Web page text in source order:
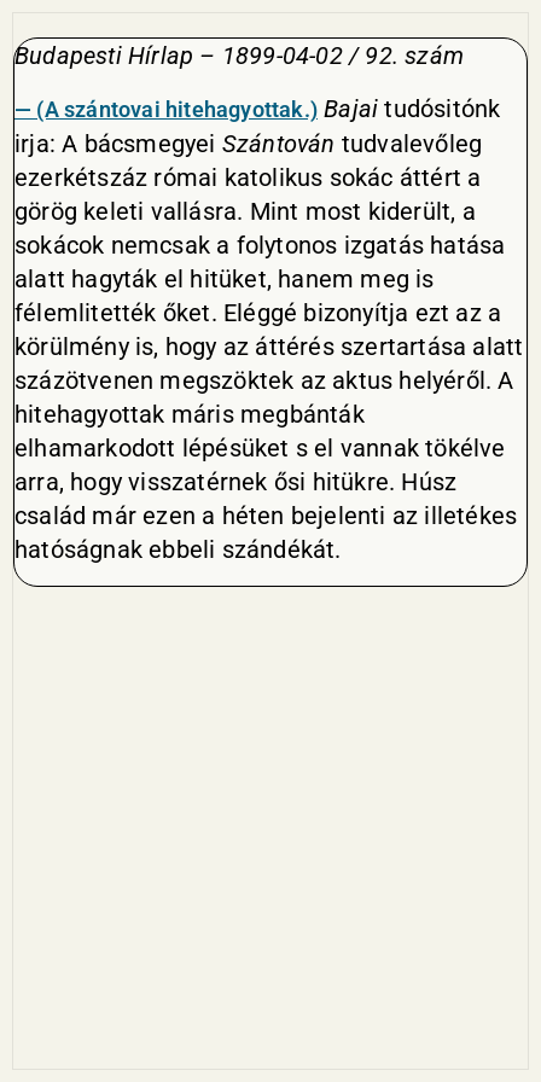
Budapesti Hírlap – 1899-04-02 / 92. szám
— (A szántovai hitehagyottak.) Bajai tudósitónk
irja: A bácsmegyei Szántován tudvalevőleg
ezerkétszáz római katolikus sokác áttért a
görög keleti vallásra. Mint most kiderült, a
sokácok nemcsak a folytonos izgatás hatása
alatt hagyták el hitüket, hanem meg is
félemlitették őket. Eléggé bizonyítja ezt az a
körülmény is, hogy az áttérés szertartása alatt
százötvenen megszöktek az aktus helyéről. A
hitehagyottak máris megbánták
elhamarkodott lépésüket s el vannak tökélve
arra, hogy visszatérnek ősi hitükre. Húsz
család már ezen a héten bejelenti az illetékes
hatóságnak ebbeli szándékát.